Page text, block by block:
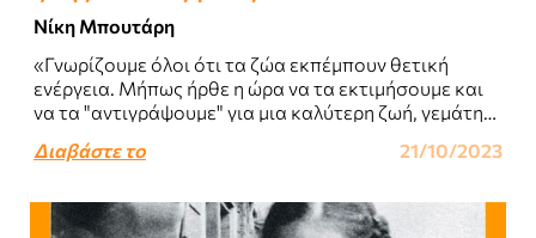
Νίκη Μπουτάρη
«Γνωρίζουμε όλοι ότι τα ζώα εκπέμπουν θετική
ενέργεια. Μήπως ήρθε η ώρα να τα εκτιμήσουμε και
να τα "αντιγράψουμε" για μια καλύτερη ζωή, γεμάτη
Διαβάστε το 21/10/2023